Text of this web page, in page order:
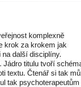
komplexně
krok za krokem jak
další disciplíny.
titulu tvoří
textu. Čtenář si tak
tak psychoterapeutům